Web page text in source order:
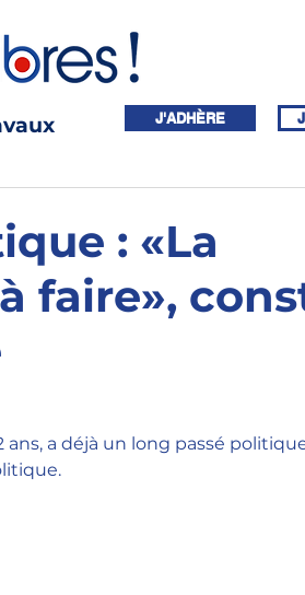
J'ADHÈRE
: «La
faire»,
a déjà un long passé